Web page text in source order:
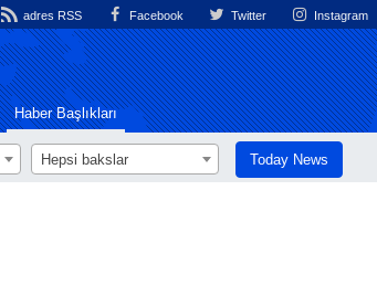
adres RSS Facebook Twitter Instagram
Haber Başlıkları
Hepsi bakslar Today News